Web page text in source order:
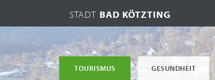
STADT BAD KÖTZTING
TOURISMUS GESUNDHEIT